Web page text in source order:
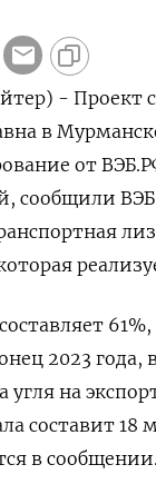
- Проект
в
от
сообщили
2023 года,
угля на
составит 18
в сообщении.